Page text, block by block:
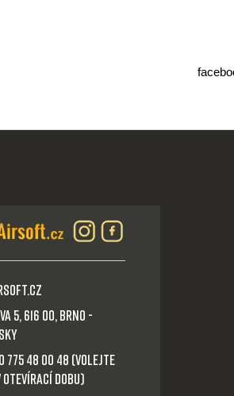
5, 616 00, Brno -
775 48 00 48 (volejte
otevírací dobu)